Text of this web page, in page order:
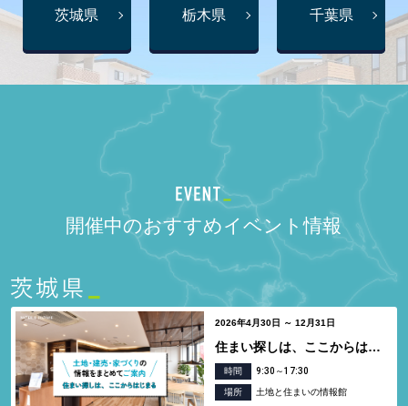
茨城県 栃木県 千葉県
開催中のおすすめイベント情報
2026年4月30日 ～ 12月31日
住まい探しは、ここからはじまる
時間 9:30～17:30
場所 土地と住まいの情報館